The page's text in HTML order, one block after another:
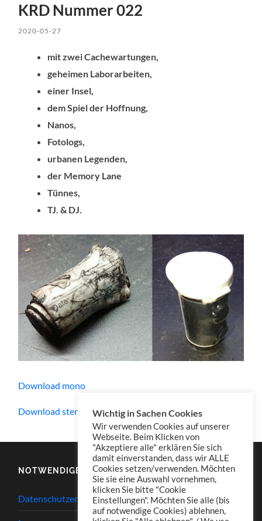
KRD Nummer 022
2020-05-27
mit zwei Cachewartungen,
geheimen Laborarbeiten,
einer Insel,
dem Spiel der Hoffnung,
Nanos,
Fotologs,
urbanen Legenden,
der Memory Lane
Tünnes,
TJ. & DJ.
Download mono
Download stereo
NOTWENDIGES
Datenschutzerklärung
Wichtig in Sachen Cookies
Wir verwenden Cookies auf unserer
Webseite. Beim Klicken von
"Akzeptiere alle" erklären Sie sich
damit einverstanden, dass wir ALLE
Cookies setzen/verwenden. Möchten
Sie sie eine Auswahl vornehmen,
klicken Sie bitte "Cookie
Einstellungen". Möchten Sie alle (bis
auf notwendige Cookies) ablehnen,